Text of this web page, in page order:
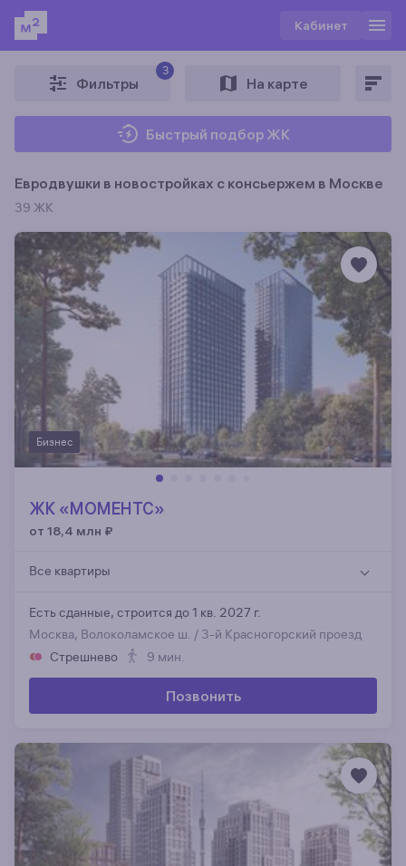
Кабинет
Фильтры
3
На карте
Быстрый подбор ЖК
Евродвушки в новостройках c консьержем в Москве
39 ЖК
Бизнес
ЖК «МОМЕНТС»
от 18,4 млн ₽
Все квартиры
Есть сданные, строится до 1 кв. 2027 г.
Москва, Волоколамское ш. / 3-й Красногорский проезд
Стрешнево
9 мин.
Позвонить